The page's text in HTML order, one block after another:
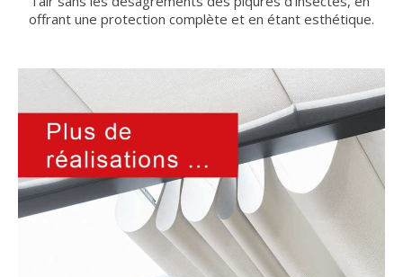
offrant une protection complète et en étant esthétique.